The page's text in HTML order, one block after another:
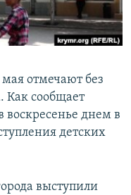
отмечают без
Как сообщает
воскресенье днем в
детских
выступили